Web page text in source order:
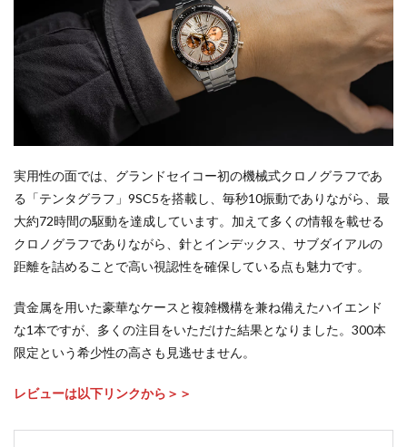
実用性の面では、グランドセイコー初の機械式クロノグラフであ
る「テンタグラフ」9SC5を搭載し、毎秒10振動でありながら、最
大約72時間の駆動を達成しています。加えて多くの情報を載せる
クロノグラフでありながら、針とインデックス、サブダイアルの
距離を詰めることで高い視認性を確保している点も魅力です。
貴金属を用いた豪華なケースと複雑機構を兼ね備えたハイエンド
な1本ですが、多くの注目をいただけた結果となりました。300本
限定という希少性の高さも見逃せません。
レビューは以下リンクから＞＞